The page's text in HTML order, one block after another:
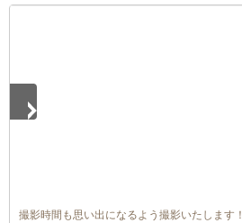
撮影時間も思い出になるよう撮影いたします！